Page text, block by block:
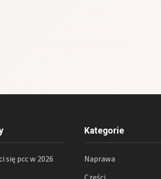
się pcc w 2026
Kategorie
Naprawa